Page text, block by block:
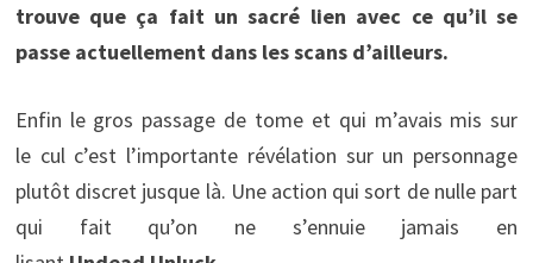
trouve que ça fait un sacré lien avec ce qu’il se
passe actuellement dans les scans d’ailleurs.
Enfin le gros passage de tome et qui m’avais mis sur
le cul c’est l’importante révélation sur un personnage
plutôt discret jusque là. Une action qui sort de nulle part
qui fait qu’on ne s’ennuie jamais en